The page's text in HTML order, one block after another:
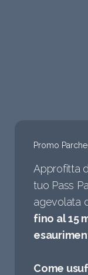
Promo
Approfitta
tuo Pass
agevolata
fino al 15
Come